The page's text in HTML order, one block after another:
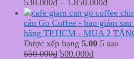
530.000₫ – 1.850.000₫
cân Go Coffee - bao giảm
hãng TP.HCM - MUA 2
Được xếp hạng 5.00 5 sao
550.000₫ Original
500.000₫Current